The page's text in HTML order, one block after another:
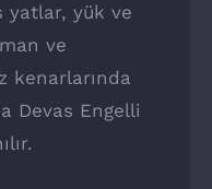
yatlar, yük ve
ve
kenarlarında
Devas Engelli